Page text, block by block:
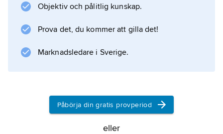
och fyra förmak.
Objektiv och pålitlig kunskap.
Prova det, du kommer att gilla det!
Marknadsledare i Sverige.
Påbörja din gratis provperiod
eller